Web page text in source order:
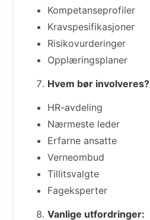
Kompetanseprofiler
Kravspesifikasjoner
Risikovurderinger
Opplæringsplaner
Hvem bør involveres?
HR-avdeling
Nærmeste leder
Erfarne ansatte
Verneombud
Tillitsvalgte
Fageksperter
Vanlige utfordringer: